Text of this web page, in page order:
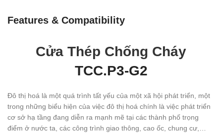
Features & Compatibility
Cửa Thép Chống Cháy
TCC.P3-G2
Đô thị hoá là một quá trình tất yếu của một xã hội phát triển, một
trong những biểu hiện của việc đô thị hoá chính là việc phát triển
cơ sở hạ tầng đang diễn ra mạnh mẽ tại các thành phố trọng
điểm ở nước ta, các công trình giao thông, cao ốc, chung cư,…